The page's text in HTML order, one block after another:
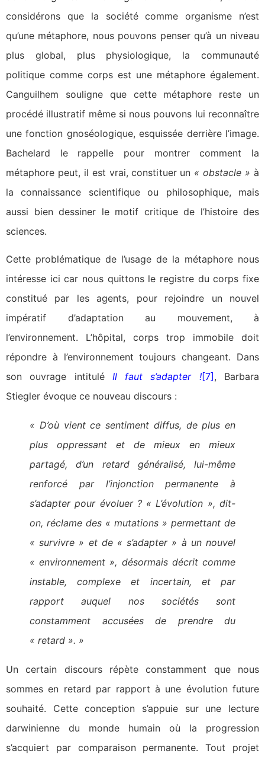
considérons que la société comme organisme n’est
qu’une métaphore, nous pouvons penser qu’à un niveau
plus global, plus physiologique, la communauté
politique comme corps est une métaphore également.
Canguilhem souligne que cette métaphore reste un
procédé illustratif même si nous pouvons lui reconnaître
une fonction gnoséologique, esquissée derrière l’image.
Bachelard le rappelle pour montrer comment la
métaphore peut, il est vrai, constituer un « obstacle » à
la connaissance scientifique ou philosophique, mais
aussi bien dessiner le motif critique de l’histoire des
sciences.
Cette problématique de l’usage de la métaphore nous
intéresse ici car nous quittons le registre du corps fixe
constitué par les agents, pour rejoindre un nouvel
impératif d’adaptation au mouvement, à
l’environnement. L’hôpital, corps trop immobile doit
répondre à l’environnement toujours changeant. Dans
son ouvrage intitulé Il faut s’adapter ![7], Barbara
Stiegler évoque ce nouveau discours :
« D’où vient ce sentiment diffus, de plus en
plus oppressant et de mieux en mieux
partagé, d’un retard généralisé, lui-même
renforcé par l’injonction permanente à
s’adapter pour évoluer ? « L’évolution », dit-
on, réclame des « mutations » permettant de
« survivre » et de « s’adapter » à un nouvel
« environnement », désormais décrit comme
instable, complexe et incertain, et par
rapport auquel nos sociétés sont
constamment accusées de prendre du
« retard ». »
Un certain discours répète constamment que nous
sommes en retard par rapport à une évolution future
souhaité. Cette conception s’appuie sur une lecture
darwinienne du monde humain où la progression
s’acquiert par comparaison permanente. Tout projet